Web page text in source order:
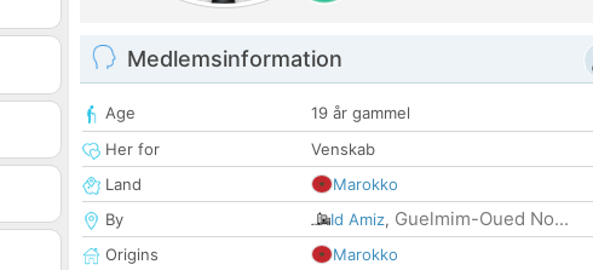
Medlemsinformation
Age
19 år gammel
Her for
Venskab
Land
Marokko
By
Id Amiz, Guelmim-Oued No...
Origins
Marokko